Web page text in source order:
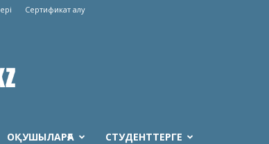
Сертификат алу
ОҚУШЫЛАРҒА СТУДЕНТТЕРГЕ